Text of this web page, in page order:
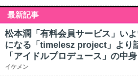
最新記事
松本潤「有料会員サービス」い
になる「timelesz project」より
「アイドルプロデュース」の中身
イケメン